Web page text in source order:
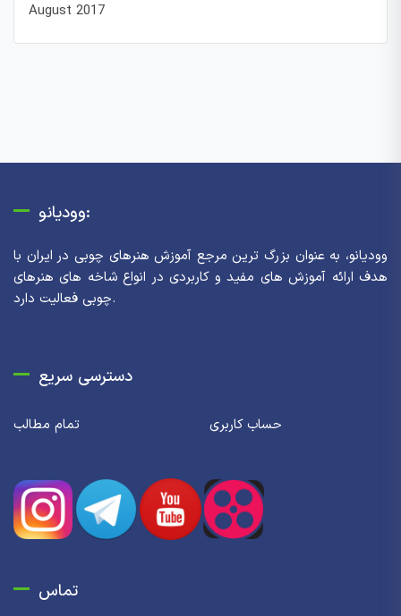
August 2017
وودیانو:
وودیانو، به عنوان بزرگ ترین مرجع آموزش هنرهای چوبی در ایران با
هدف ارائه آموزش های مفید و کاربردی در انواع شاخه های هنرهای
چوبی فعالیت دارد.
دسترسی سریع
تمام مطالب حساب کاربری
تماس